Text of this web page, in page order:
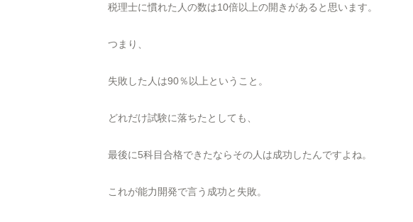
税理士に慣れた人の数は10倍以上の開きがあると思います。
つまり、
失敗した人は90％以上ということ。
どれだけ試験に落ちたとしても、
最後に5科目合格できたならその人は成功したんですよね。
これが能力開発で言う成功と失敗。